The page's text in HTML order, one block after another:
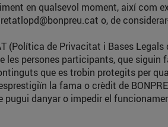
en qualsevol moment, així
o, de
(Política de Privacitat i Bases Legals
persones participants, que
que es trobin protegits per
la fama o crèdit de
danyar o impedir el